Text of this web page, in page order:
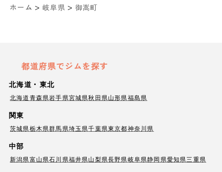
ホーム > 岐阜県 > 御嵩町
都道府県でジムを探す
北海道・東北
北海道青森県岩手県宮城県秋田県山形県福島県
関東
茨城県栃木県群馬県埼玉県千葉県東京都神奈川県
中部
新潟県富山県石川県福井県山梨県長野県岐阜県静岡県愛知県三重県